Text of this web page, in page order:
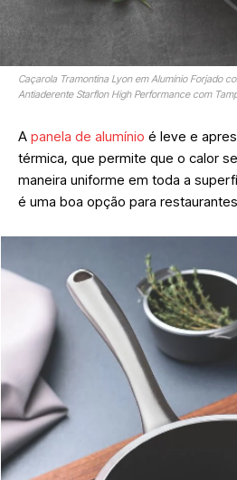
Caçarola Tramontina Lyon em Alumínio Forjado
Antiaderente Starflon High Performance com
A panela de alumínio é leve e
térmica, que permite que o calor
maneira uniforme em toda a
é uma boa opção para